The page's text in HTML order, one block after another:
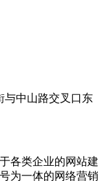
与中山路交叉口东
各类企业的网站建
为一体的网络营销